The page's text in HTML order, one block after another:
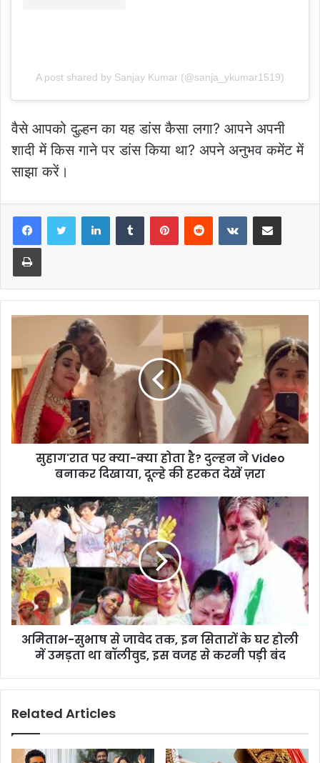
A post shared by Sanjay Kumar (@sanja_ykumar1519)
वैसे आपको दुल्हन का यह डांस कैसा लगा? आपने अपनी
शादी में किस गाने पर डांस किया था? अपने अनुभव कमेंट में
साझा करें।
LinkedInTumblr PinterestReddit VKontakteShare via Email
Print
सुहाग'रात पर क्या-क्या होता है? दुल्हन ने Video
बनाकर दिखाया, दूल्हे की हरकत देखें ज़रा
अमिताभ-सुभाष से जावेद तक, इन सितारों के घर होली
में उमड़ता था बॉलीवुड, इस वजह से करनी पड़ी बंद
Related Articles